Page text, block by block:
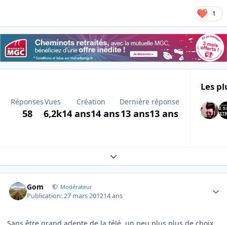
1
Réponses
58
Vues
6,2k
Création
14 ans14 ans
Dernière réponse
13 ans13 ans
Les
Expand topic overview
Gom Modérateur
Publication:27 mars 201214 ans